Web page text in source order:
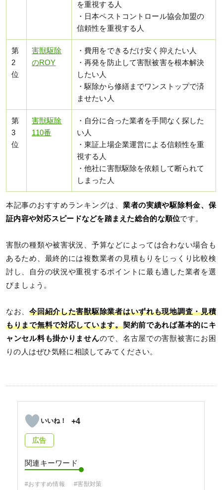
を重視する人
・日本ペストコントロール協会加盟の
信頼性を重視する人
第
2
位
害獣駆除
のROY
・費用をできるだけ安く抑えたい人
・再発を防止して害獣被害を根本解決
したい人
・駆除から修繕までワンストップで済
ませたい人
第
3
位
害獣駆除
110番
・自分に合った業者を手間なく探した
い人
・東証上場企業運営による信頼性を重
視する人
・他社に害獣駆除を依頼して断られて
しまった人
本記事のおすすめランキングは、 業者の実績や駆除料金、保
証内容や対応スピードなどを踏まえた総合的な順位です。
害獣の種類や被害状況、予算などによっては合わない場合も
あるため、最終的には複数業者の見積もりをじっくり比較検
討し、自分の状況や重視するポイントに最も適した業者を選
びましょう。
なお、今回紹介した害獣駆除業者はいずれも現地調査・見積
もりまで無料で対応しています。契約前であれば基本的にキ
ャンセル料も掛かりませんので、名古屋での害獣被害にお困
りの人はぜひ気軽に相談してみてください。
+4
広告
関連キーワード
#おすすめ情報 #害獣対策